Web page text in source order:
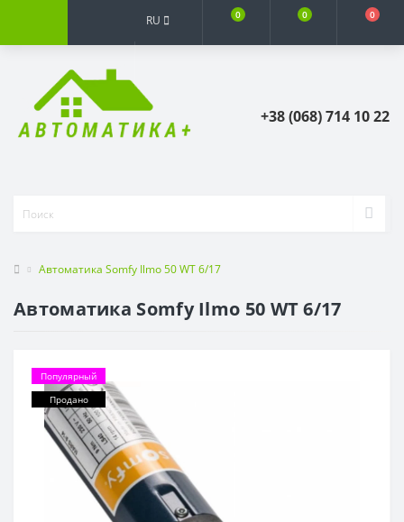
RU 0 0 0
+38 (068) 714 10 22
Автоматика Somfy Ilmo 50 WT 6/17
Автоматика Somfy Ilmo 50 WT 6/17
Популярный
Продано